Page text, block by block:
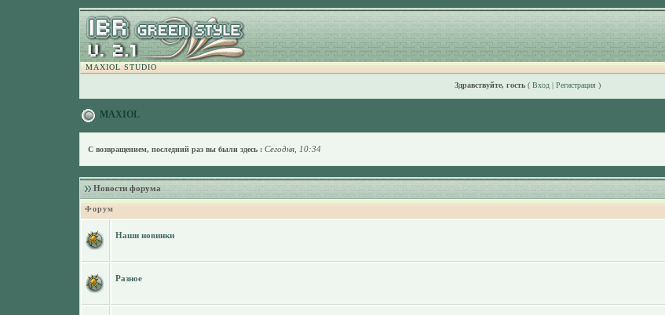
MAXIOL STUDIO
Здравствуйте, гость( Вход| Регистрация)
MAXIOL
С возвращением, последний раз вы были здесь : Сегодня, 10:34
Новости форума
Форум
Наши новинки
Разное